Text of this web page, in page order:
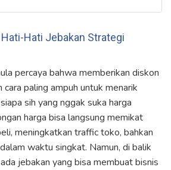
Hati Jebakan Strategi
percaya bahwa memberikan diskon
paling ampuh untuk menarik
sih yang nggak suka harga
harga bisa langsung memikat
meningkatkan traffic toko, bahkan
waktu singkat. Namun, di balik
jebakan yang bisa membuat bisnis